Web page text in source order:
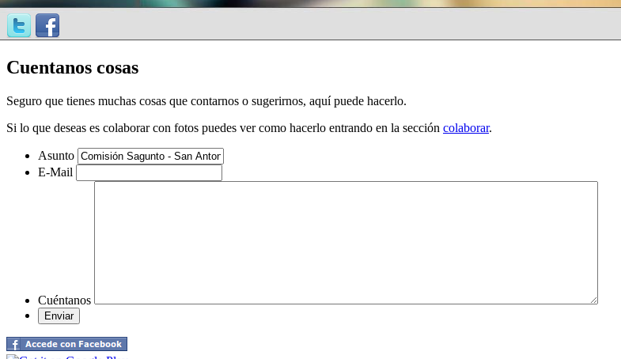
Cuentanos cosas
Seguro que tienes muchas cosas que contarnos o sugerirnos, aquí puede hacerlo.
Si lo que deseas es colaborar con fotos puedes ver como hacerlo entrando en la sección colaborar.
Asunto
E-Mail
Cuéntanos